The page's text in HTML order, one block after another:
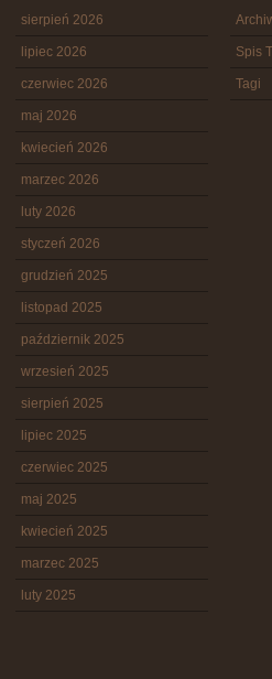
sierpień 2026
lipiec 2026
czerwiec 2026
maj 2026
kwiecień 2026
marzec 2026
luty 2026
styczeń 2026
grudzień 2025
listopad 2025
październik 2025
wrzesień 2025
sierpień 2025
lipiec 2025
czerwiec 2025
maj 2025
kwiecień 2025
marzec 2025
luty 2025
Spis
Tagi